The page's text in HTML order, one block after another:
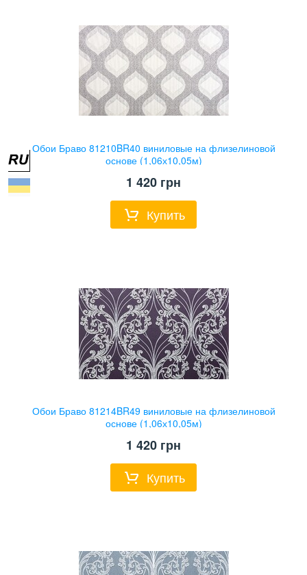
Обои Браво 81210BR40 виниловые на флизелиновой
основе (1,06х10,05м)
1 420 грн
Купить
Обои Браво 81214BR49 виниловые на флизелиновой
основе (1,06х10,05м)
1 420 грн
Купить